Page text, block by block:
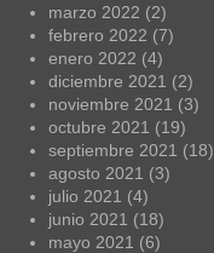
marzo 2022 (2)
febrero 2022 (7)
enero 2022 (4)
diciembre 2021 (2)
noviembre 2021 (3)
octubre 2021 (19)
septiembre 2021 (18)
agosto 2021 (3)
julio 2021 (4)
junio 2021 (18)
mayo 2021 (6)